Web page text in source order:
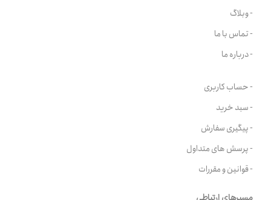
- وبلاگ
- تماس با ما
- درباره ما
- حساب کاربری
- سبد خرید
- پیگیری سفارش
- پرسش های متداول
- قوانین و مقررات